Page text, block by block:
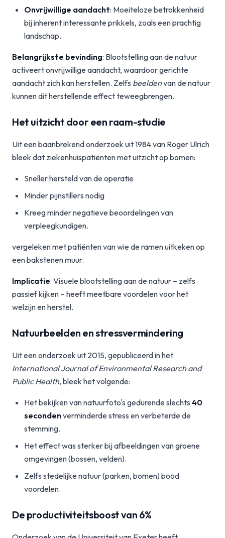
Onvrijwillige aandacht: Moeiteloze betrokkenheid
bij inherent interessante prikkels, zoals een prachtig
landschap.
Belangrijkste bevinding: Blootstelling aan de natuur
activeert onvrijwillige aandacht, waardoor gerichte
aandacht zich kan herstellen. Zelfs beeldenvan de natuur
kunnen dit herstellende effect teweegbrengen.
Het uitzicht door een raam-studie
Uit een baanbrekend onderzoek uit 1984 van Roger Ulrich
bleek dat ziekenhuispatiënten met uitzicht op bomen:
Sneller hersteld van de operatie
Minder pijnstillers nodig
Kreeg minder negatieve beoordelingen van
verpleegkundigen.
vergeleken met patiënten van wie de ramen uitkeken op
een bakstenen muur.
Implicatie: Visuele blootstelling aan de natuur – zelfs
passief kijken – heeft meetbare voordelen voor het
welzijn en herstel.
Natuurbeelden en stressvermindering
Uit een onderzoek uit 2015, gepubliceerd in het
International Journal of Environmental Research and
Public Health, bleek het volgende:
Het bekijken van natuurfoto's gedurende slechts 40
secondenverminderde stress en verbeterde de
stemming.
Het effect was sterker bij afbeeldingen van groene
omgevingen (bossen, velden).
Zelfs stedelijke natuur (parken, bomen) bood
voordelen.
De productiviteitsboost van 6%